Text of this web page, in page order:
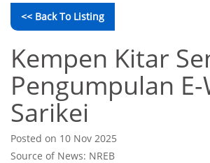
<< Back To Listing
Kempen Kitar
Pengumpulan
Sarikei
Posted on 10 Nov 2025
Source of News: NREB